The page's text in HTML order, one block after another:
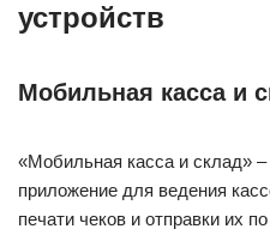
устройств
Мобильная касса и
«Мобильная касса и склад»
приложение для ведения
печати чеков и отправки их